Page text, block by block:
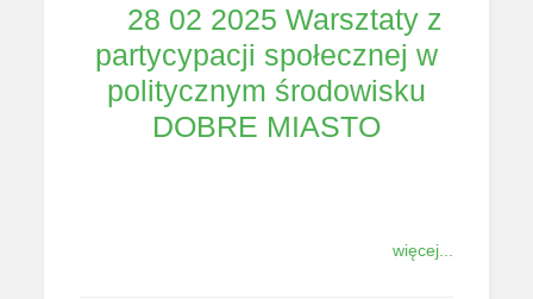
28 02 2025 Warsztaty z
partycypacji społecznej w
politycznym środowisku
DOBRE MIASTO
więcej...